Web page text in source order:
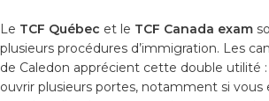
Le TCF Québec et le TCF Canada exam
plusieurs procédures d’immigration. Les
de Caledon apprécient cette double utilité
ouvrir plusieurs portes, notamment si vous